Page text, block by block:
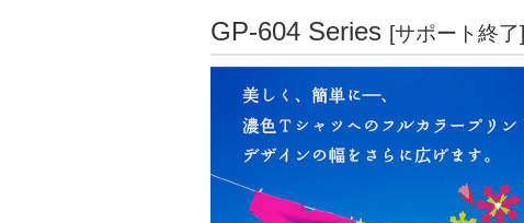
GP-604 Series [サポート終了]